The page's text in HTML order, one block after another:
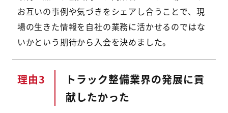
お互いの事例や気づきをシェアし合うことで、現
場の生きた情報を自社の業務に活かせるのではな
いかという期待から入会を決めました。
理由
トラック整備業界の発展に貢
献したかった